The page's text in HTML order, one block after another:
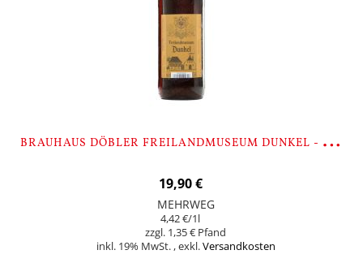
B
RAUHAUS DÖBLER FREILANDMUSEUM DUNKEL - 9 FLASCHEN
19,90 €
MEHRWEG
4,42 €/1l
1,35 €
inkl. 19% MwSt. ,exkl.Versandkosten